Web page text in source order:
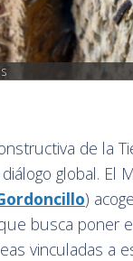
de la
global. El
)
busca poner
vinculadas a